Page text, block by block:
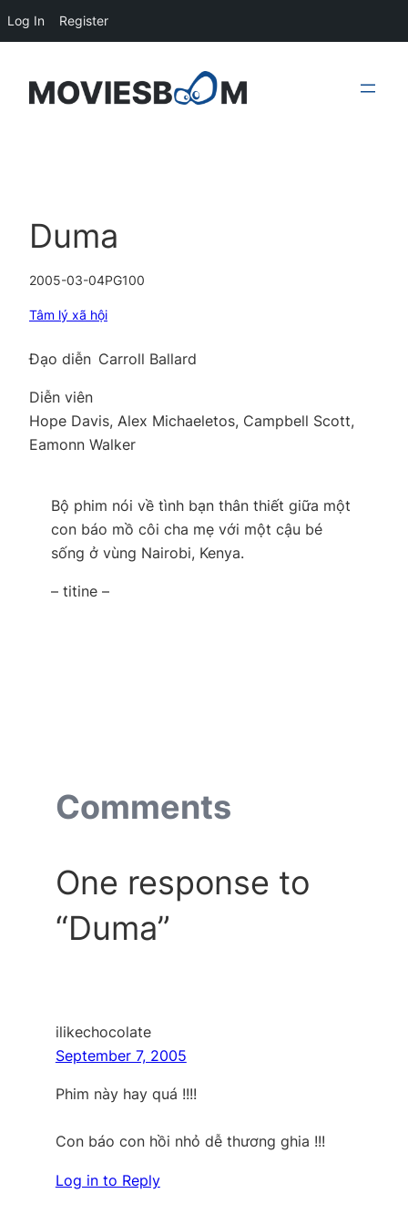
content
Duma
2005-03-04PG100
Tâm lý xã hội
Đạo diễn Carroll Ballard
Diễn viên
Hope Davis, Alex Michaeletos, Campbell Scott,
Eamonn Walker
Bộ phim nói về tình bạn thân thiết giữa một
con báo mồ côi cha mẹ với một cậu bé
sống ở vùng Nairobi, Kenya.
– titine –
Comments
One response to
“Duma”
ilikechocolate
September 7, 2005
Phim này hay quá !!!!
Con báo con hồi nhỏ dễ thương ghia !!!
Log in to Reply
Log In Register